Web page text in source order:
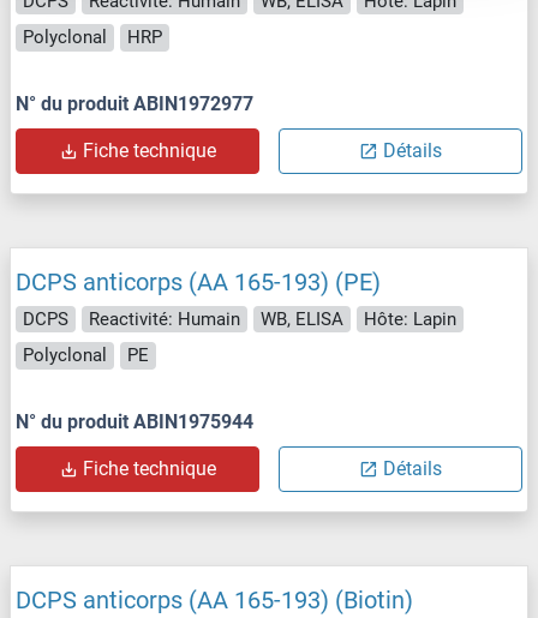
Polyclonal
HRP
N° du produit ABIN1972977
Fiche technique Détails
DCPS anticorps (AA 165-193) (PE)
DCPS Reactivité: Humain WB, ELISA
Hôte: Lapin
Polyclonal
PE
N° du produit ABIN1975944
Fiche technique Détails
DCPS anticorps (AA 165-193) (Biotin)